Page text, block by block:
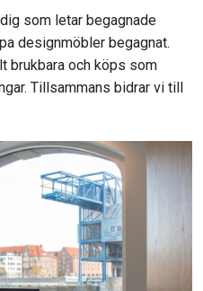
som letar begagnade
designmöbler begagnat.
brukbara och köps som
Tillsammans bidrar vi till